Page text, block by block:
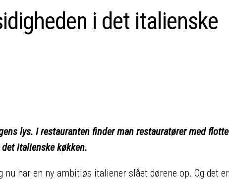
i det italienske
lys. I restauranten finder man restauratører med flotte
italienske køkken.
har en ny ambitiøs italiener slået dørene op. Og det er